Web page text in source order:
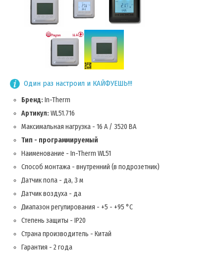
Один раз настроил и КАЙФУЕШЬ!!!
Бренд: In-Therm
Артикул: WL51.716
Максимальная нагрузка - 16 А / 3520 ВА
Тип - программируемый
Наименование - In-Therm WL51
Способ монтажа - внутренний (в подрозетник)
Датчик пола - да, 3 м
Датчик воздуха - да
Диапазон регулирования - +5 - +95 °С
Степень защиты - IP20
Страна производитель - Китай
Гарантия - 2 года